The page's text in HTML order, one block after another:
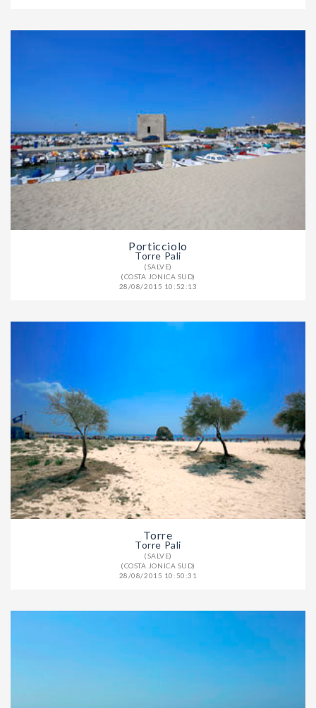
Porticciolo
Torre Pali
(SALVE)
(COSTA JONICA SUD)
28/08/2015 10:52:13
Torre
Torre Pali
(SALVE)
(COSTA JONICA SUD)
28/08/2015 10:50:31